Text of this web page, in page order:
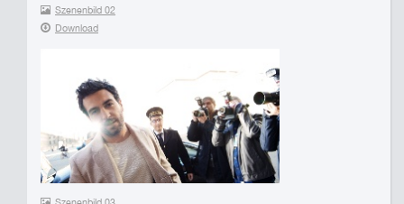
Szenenbild 02
Download